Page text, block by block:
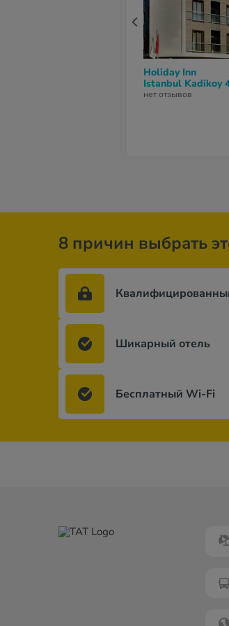
Holiday Inn
Istanbul Kadikoy
нет отзывов
8 причин выбрать
Шикарный отель
Бесплатный Wi-Fi